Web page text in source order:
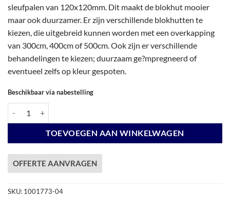
sleufpalen van 120x120mm. Dit maakt de blokhut mooier
maar ook duurzamer. Er zijn verschillende blokhutten te
kiezen, die uitgebreid kunnen worden met een overkapping
van 300cm, 400cm of 500cm. Ook zijn er verschillende
behandelingen te kiezen; duurzaam ge?mpregneerd of
eventueel zelfs op kleur gespoten.
Beschikbaar via nabestelling
TOEVOEGEN AAN WINKELWAGEN
OFFERTE AANVRAGEN
SKU: 1001773-04